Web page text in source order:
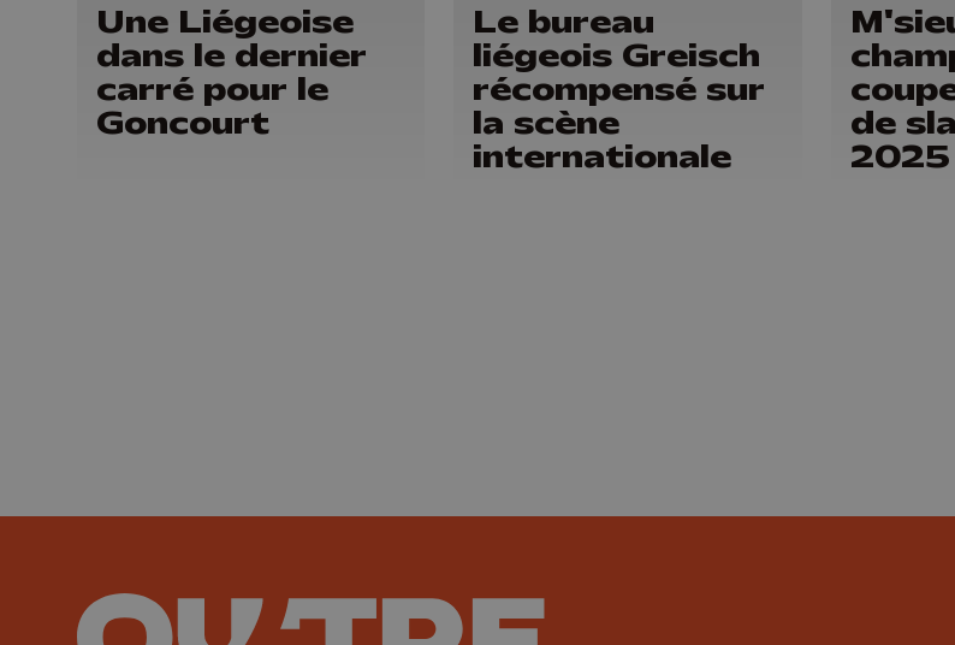
Une Liégeoise
dans le dernier
carré pour le
Goncourt
Le bureau
liégeois Greisch
récompensé sur
la scène
internationale
de
2025